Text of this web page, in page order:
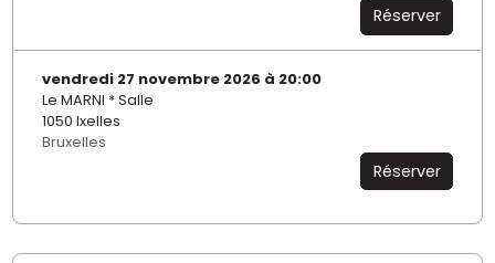
Réserver
vendredi 27 novembre 2026 à 20:00
Le MARNI * Salle
1050 Ixelles
Bruxelles
Réserver